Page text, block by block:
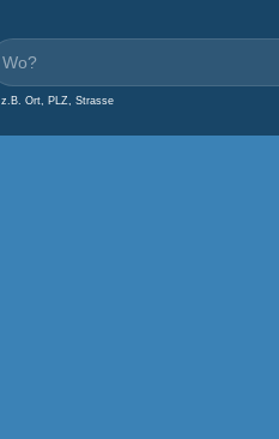
z.B. Ort, PLZ, Strasse